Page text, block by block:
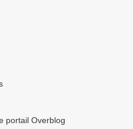
portail Overblog